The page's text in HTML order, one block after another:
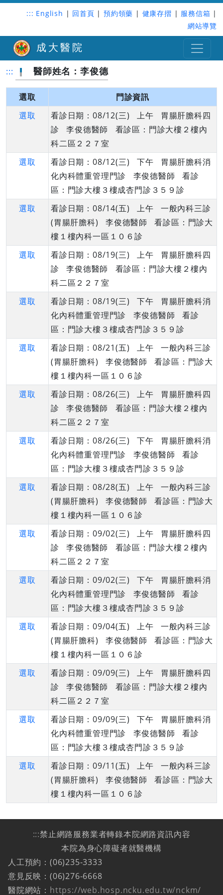
::: English | 回首頁 | 預約領藥 | 健康存摺 | 服務信箱 |
網站導覽
成大醫院
::: 醫師姓名：李俊德
選取
門診資訊
選取
看診日期：08/12(三) 上午 胃腸肝膽科四
診 李俊德醫師 看診區：門診大樓２樓內
科二區２２７室
選取
看診日期：08/12(三) 下午 胃腸肝膽科消
化內科體重管理門診 李俊德醫師 看診
區：門診大樓３樓成杏門診３５９診
選取
看診日期：08/14(五) 上午 一般內科三診
(胃腸肝膽科) 李俊德醫師 看診區：門診大
樓１樓內科一區１０６診
選取
看診日期：08/19(三) 上午 胃腸肝膽科四
診 李俊德醫師 看診區：門診大樓２樓內
科二區２２７室
選取
看診日期：08/19(三) 下午 胃腸肝膽科消
化內科體重管理門診 李俊德醫師 看診
區：門診大樓３樓成杏門診３５９診
選取
看診日期：08/21(五) 上午 一般內科三診
(胃腸肝膽科) 李俊德醫師 看診區：門診大
樓１樓內科一區１０６診
選取
看診日期：08/26(三) 上午 胃腸肝膽科四
診 李俊德醫師 看診區：門診大樓２樓內
科二區２２７室
選取
看診日期：08/26(三) 下午 胃腸肝膽科消
化內科體重管理門診 李俊德醫師 看診
區：門診大樓３樓成杏門診３５９診
選取
看診日期：08/28(五) 上午 一般內科三診
(胃腸肝膽科) 李俊德醫師 看診區：門診大
樓１樓內科一區１０６診
選取
看診日期：09/02(三) 上午 胃腸肝膽科四
診 李俊德醫師 看診區：門診大樓２樓內
科二區２２７室
選取
看診日期：09/02(三) 下午 胃腸肝膽科消
化內科體重管理門診 李俊德醫師 看診
區：門診大樓３樓成杏門診３５９診
選取
看診日期：09/04(五) 上午 一般內科三診
(胃腸肝膽科) 李俊德醫師 看診區：門診大
樓１樓內科一區１０６診
選取
看診日期：09/09(三) 上午 胃腸肝膽科四
診 李俊德醫師 看診區：門診大樓２樓內
科二區２２７室
選取
看診日期：09/09(三) 下午 胃腸肝膽科消
化內科體重管理門診 李俊德醫師 看診
區：門診大樓３樓成杏門診３５９診
選取
看診日期：09/11(五) 上午 一般內科三診
(胃腸肝膽科) 李俊德醫師 看診區：門診大
樓１樓內科一區１０６診
:::禁止網路服務業者轉錄本院網路資訊內容
本院為身心障礙者就醫機構
人工預約：(06)235-3333
意見反映：(06)276-6668
醫院網站： https://web.hosp.ncku.edu.tw/nckm/